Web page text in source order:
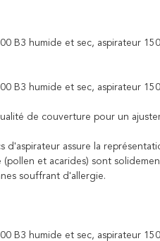
B3 humide et sec, aspirateur
B3 humide et sec, aspirateur
de couverture pour un
assure la
et acarides) sont
souffrant d'allergie.
B3 humide et sec, aspirateur